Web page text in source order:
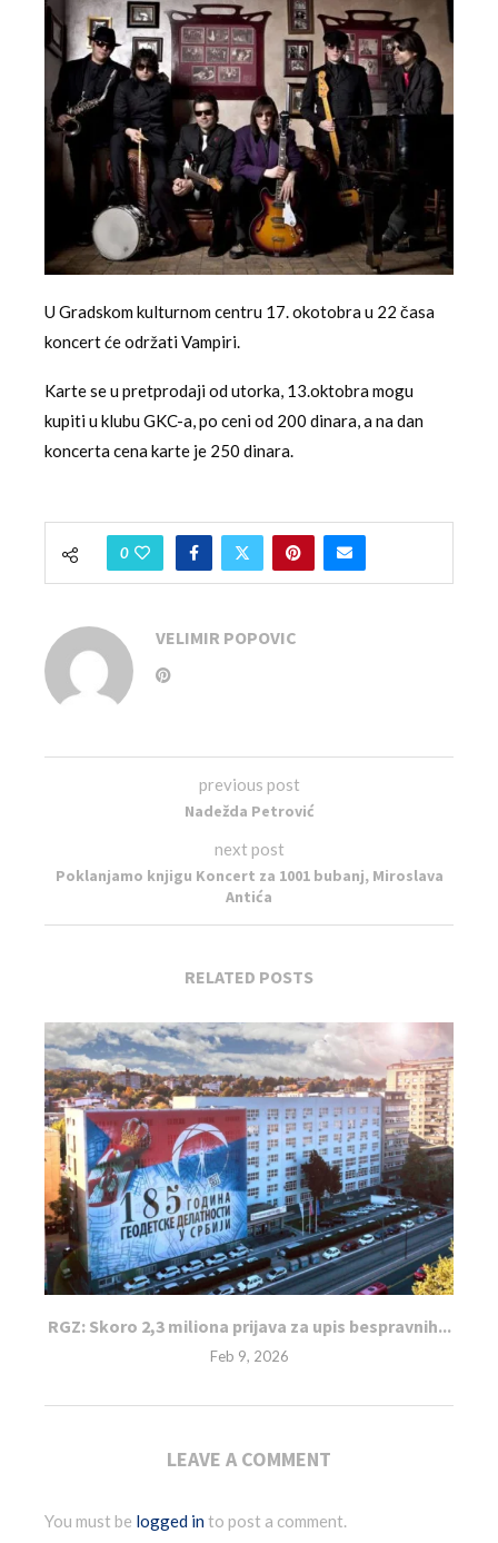
U Gradskom kulturnom centru 17. okotobra u 22 časa
koncert će održati Vampiri.
Karte se u pretprodaji od utorka, 13.oktobra mogu
kupiti u klubu GKC-a, po ceni od 200 dinara, a na dan
koncerta cena karte je 250 dinara.
0
VELIMIR POPOVIC
previous post
Nadežda Petrović
next post
Poklanjamo knjigu Koncert za 1001 bubanj, Miroslava
Antića
RELATED POSTS
RGZ: Skoro 2,3 miliona prijava za upis bespravnih...
Feb 9, 2026
LEAVE A COMMENT
You must be logged into post a comment.